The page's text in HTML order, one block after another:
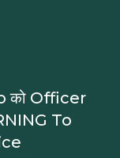
को Officer
To